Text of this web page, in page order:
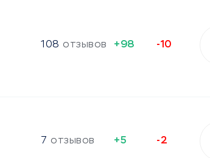
108 отзывов +98 -10
7 отзывов +5 -2